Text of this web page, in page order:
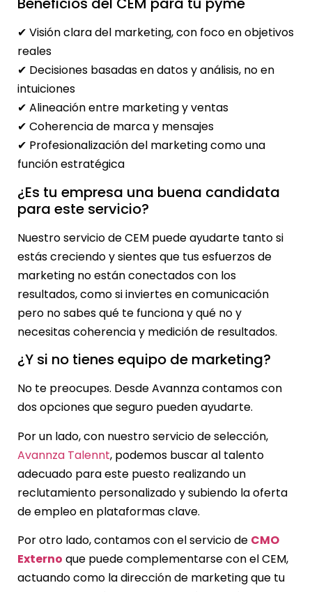
✔ Visión clara del marketing, con foco en objetivos
reales
✔ Decisiones basadas en datos y análisis, no en
intuiciones
✔ Alineación entre marketing y ventas
✔ Coherencia de marca y mensajes
✔ Profesionalización del marketing como una
función estratégica
¿Es tu empresa una buena candidata
para este servicio?
Nuestro servicio de CEM puede ayudarte tanto si
estás creciendo y sientes que tus esfuerzos de
marketing no están conectados con los
resultados, como si inviertes en comunicación
pero no sabes qué te funciona y qué no y
necesitas coherencia y medición de resultados.
¿Y si no tienes equipo de marketing?
No te preocupes. Desde Avannza contamos con
dos opciones que seguro pueden ayudarte.
Por un lado, con nuestro servicio de selección,
Avannza Talennt, podemos buscar al talento
adecuado para este puesto realizando un
reclutamiento personalizado y subiendo la oferta
de empleo en plataformas clave.
Por otro lado, contamos con el servicio de CMO
Externo que puede complementarse con el CEM,
actuando como la dirección de marketing que tu